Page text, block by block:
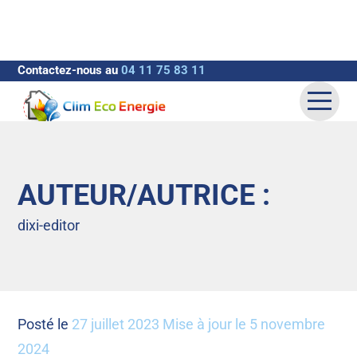
Contactez-nous au 04 11 75 83 11
CAMPING
GALERIE PHOTOS
AUTEUR/AUTRICE :
dixi-editor
Posté le 27 juillet 2023 Mise à jour le 5 novembre
2024